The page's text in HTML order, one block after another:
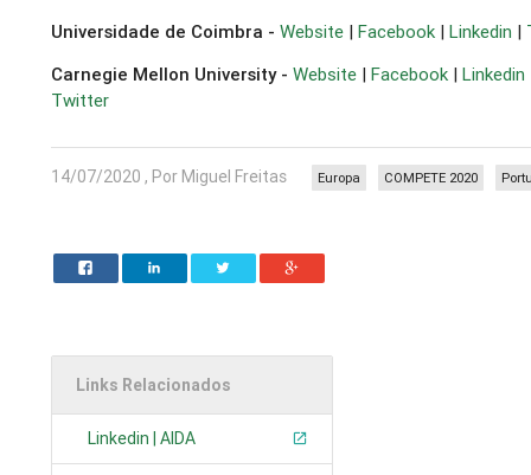
Universidade de Coimbra - Website |Facebook |Linkedin |
Carnegie Mellon University - Website |Facebook |Linkedin
Twitter
14/07/2020 , Por Miguel Freitas COMPETE 2020
Europa
Links Relacionados
Linkedin | AIDA